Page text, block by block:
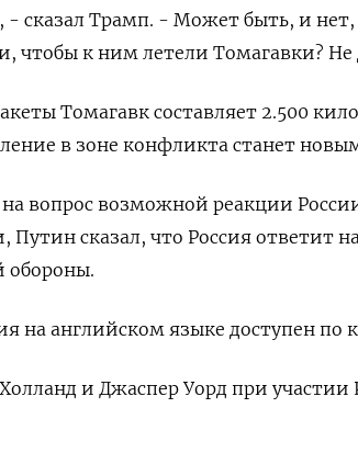
- сказал Трамп. - Может быть, и
чтобы к ним летели Томагавки?
Томагавк составляет 2.500
в зоне конфликта станет
вопрос возможной реакции
Путин сказал, что Россия ответит
обороны.
на английском языке доступен по
и Джаспер Уорд при участии